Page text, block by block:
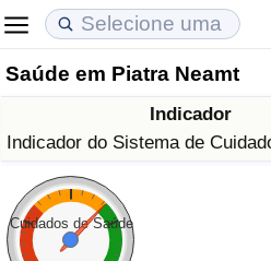
Saúde em Piatra Neamt
Indicador
Indicador do Sistema de
Cuidados de Saúde
Custo de Vida
Indicador de Custo de Vida
Indicador de Custo de Vida
Indicador de Custo de Vida
Preços de Imóveis
Indicador de Preços de
Indicador de Preços de Imóveis
Indicador de Preços de
Qualidade de Vida
Indicador de Qualidade de
Indicador de Qualidade de
Índice de qualidade de vida